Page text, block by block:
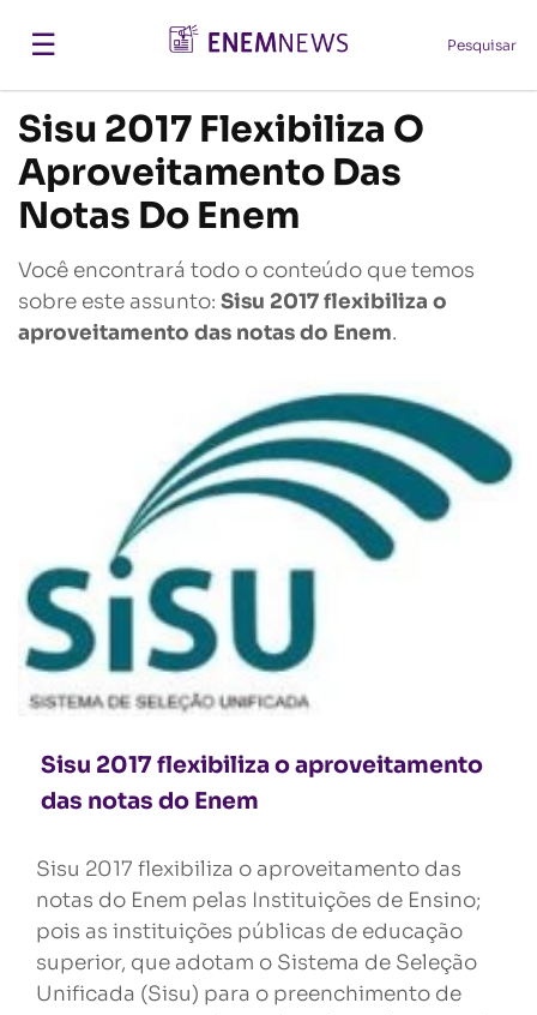
☰ Pesquisar
Sisu 2017 Flexibiliza O
Aproveitamento Das
Notas Do Enem
Você encontrará todo o conteúdo que temos
sobre este assunto: Sisu 2017 flexibiliza o
aproveitamento das notas do Enem.
Sisu 2017 flexibiliza o aproveitamento
das notas do Enem
Sisu 2017 flexibiliza o aproveitamento das
notas do Enem pelas Instituições de Ensino;
pois as instituições públicas de educação
superior, que adotam o Sistema de Seleção
Unificada (Sisu) para o preenchimento de